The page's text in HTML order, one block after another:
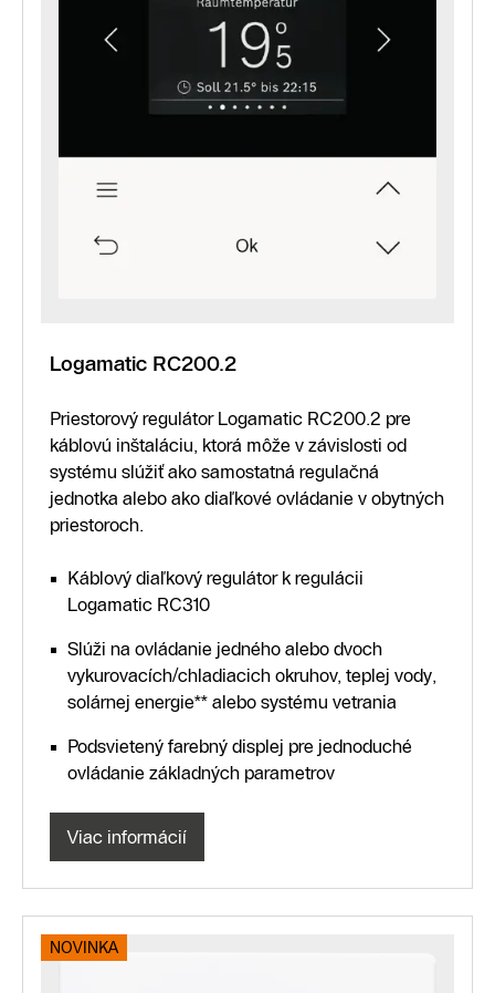
Logamatic RC200.2
Priestorový regulátor Logamatic RC200.2 pre
káblovú inštaláciu, ktorá môže v závislosti od
systému slúžiť ako samostatná regulačná
jednotka alebo ako diaľkové ovládanie v obytných
priestoroch.
Káblový diaľkový regulátor k regulácii
Logamatic RC310
Slúži na ovládanie jedného alebo dvoch
vykurovacích/chladiacich okruhov, teplej vody,
solárnej energie** alebo systému vetrania
Podsvietený farebný displej pre jednoduché
ovládanie základných parametrov
Viac informácií
NOVINKA